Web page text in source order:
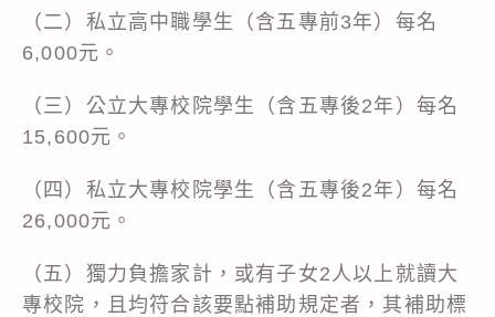
（二）私立高中職學生（含五專前3年）每名
6,000元。
（三）公立大專校院學生（含五專後2年）每名
15,600元。
（四）私立大專校院學生（含五專後2年）每名
26,000元。
（五）獨力負擔家計，或有子女2人以上就讀大
專校院，且均符合該要點補助規定者，其補助標